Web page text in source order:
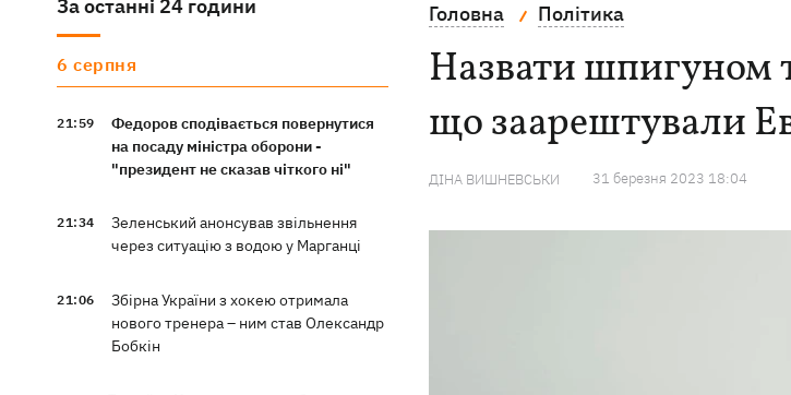
За останні 24 години
6 серпня
21:59
Федоров сподівається повернутися
на посаду міністра оборони -
"президент не сказав чіткого ні"
21:34
Зеленський анонсував звільнення
через ситуацію з водою у Марганці
21:06
Збірна України з хокею отримала
нового тренера – ним став Олександр
Бобкін
Головна Політика
Назвати шпигуном
що заарештували
ДІНА ВИШНЕВСЬКИ 31 березня 2023 18:04